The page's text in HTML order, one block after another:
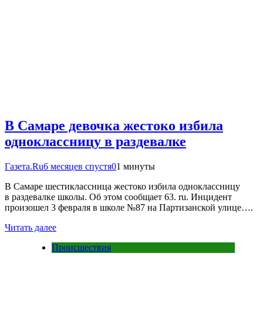
В Самаре девочка жестоко избила
одноклассницу в раздевалке
Газета.Ru6 месяцев спустя01 минуты
В Самаре шестиклассница жестоко избила одноклассницу
в раздевалке школы. Об этом сообщает 63. ru. Инцидент
произошел 3 февраля в школе №87 на Партизанской улице….
Читать далее
Происшествия